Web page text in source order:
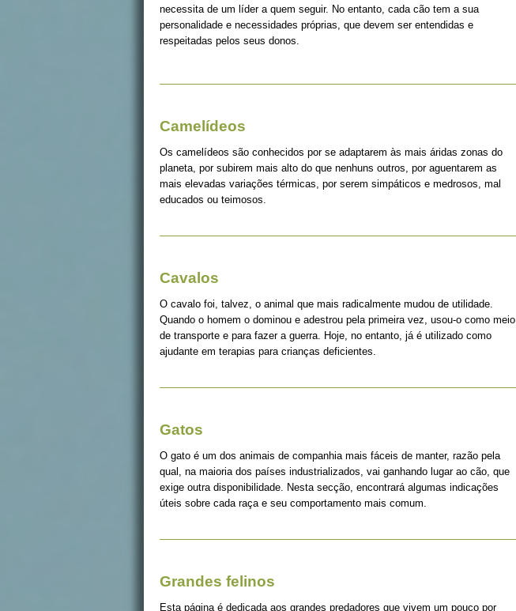
necessita de um líder a quem seguir. No entanto, cada cão tem a sua
personalidade e necessidades próprias, que devem ser entendidas e
respeitadas pelos seus donos.
Camelídeos
Os camelídeos são conhecidos por se adaptarem às mais áridas zonas do
planeta, por subirem mais alto do que nenhuns outros, por aguentarem as
mais elevadas variações térmicas, por serem simpáticos e medrosos, mal
educados ou teimosos.
Cavalos
O cavalo foi, talvez, o animal que mais radicalmente mudou de utilidade.
Quando o homem o dominou e adestrou pela primeira vez, usou-o como meio
de transporte e para fazer a guerra. Hoje, no entanto, já é utilizado como
ajudante em terapias para crianças deficientes.
Gatos
O gato é um dos animais de companhia mais fáceis de manter, razão pela
qual, na maioria dos países industrializados, vai ganhando lugar ao cão, que
exige outra disponibilidade. Nesta secção, encontrará algumas indicações
úteis sobre cada raça e seu comportamento mais comum.
Grandes felinos
Esta página é dedicada aos grandes predadores que vivem um pouco por